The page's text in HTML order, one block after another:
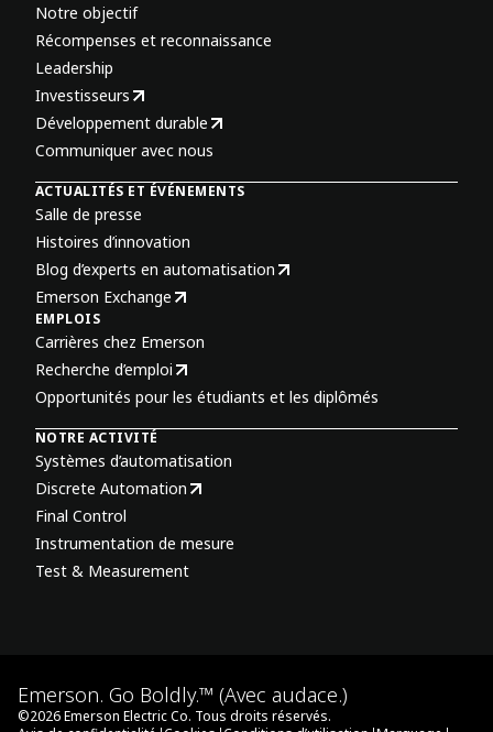
Notre objectif
Récompenses et reconnaissance
Leadership
Investisseurs
Développement durable
Communiquer avec nous
ACTUALITÉS ET ÉVÉNEMENTS
Salle de presse
Histoires d’innovation
Blog d’experts en automatisation
Emerson Exchange
EMPLOIS
Carrières chez Emerson
Recherche d’emploi
Opportunités pour les étudiants et les diplômés
NOTRE ACTIVITÉ
Systèmes d’automatisation
Discrete Automation
Final Control
Instrumentation de mesure
Test & Measurement
Emerson. Go Boldly.™ (Avec audace.)
©2026Emerson Electric Co. Tous droits réservés.